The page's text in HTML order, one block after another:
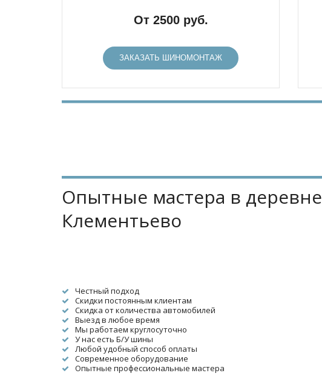
От 2500 руб.
ЗАКАЗАТЬ ШИНОМОНТАЖ
Опытные мастера в деревне
Клементьево
Честный подход
Скидки постоянным клиентам
Скидка от количества автомобилей
Выезд в любое время
Мы работаем круглосуточно
У нас есть Б/У шины
Любой удобный способ оплаты
Современное оборудование
Опытные профессиональные мастера